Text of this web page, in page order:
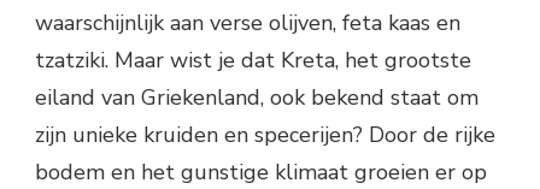
waarschijnlijk aan verse olijven, feta kaas en
tzatziki. Maar wist je dat Kreta, het grootste
eiland van Griekenland, ook bekend staat om
zijn unieke kruiden en specerijen? Door de rijke
bodem en het gunstige klimaat groeien er op